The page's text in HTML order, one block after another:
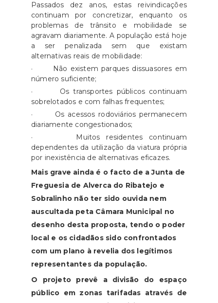
Passados dez anos, estas reivindicações
continuam por concretizar, enquanto os
problemas de trânsito e mobilidade se
agravam diariamente. A população está hoje
a ser penalizada sem que existam
alternativas reais de mobilidade:
· Não existem parques dissuasores em
número suficiente;
· Os transportes públicos continuam
sobrelotados e com falhas frequentes;
· Os acessos rodoviários permanecem
diariamente congestionados;
· Muitos residentes continuam
dependentes da utilização da viatura própria
por inexistência de alternativas eficazes.
Mais grave ainda é o facto de a Junta de
Freguesia de Alverca do Ribatejo e
Sobralinho não ter sido ouvida nem
auscultada peta Câmara Municipal no
desenho desta proposta, tendo o poder
local e os cidadãos sido confrontados
com um plano à revelia dos legítimos
representantes da população.
O projeto prevê a divisão do espaço
público em zonas tarifadas através de